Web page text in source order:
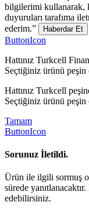
bilgilerimi kullanarak,
duyuruları tarafıma
ederim.”
Haberdar Et
ButtonIcon
Hattınız Turkcell
Seçtiğiniz ürünü peşin
Hattınız Turkcell
Seçtiğiniz ürünü
Tamam
ButtonIcon
Sorunuz İletildi.
Ürün ile ilgili sormuş
sürede
edebilirsiniz.